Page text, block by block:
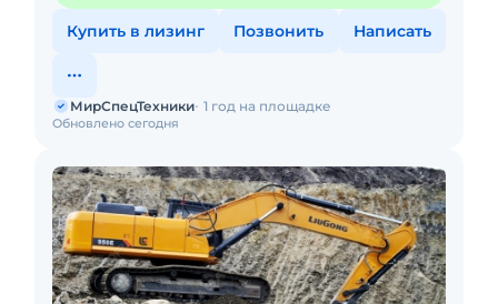
Купить в лизинг Позвонить Написать
Обновлено сегодня
МирСпецТехники 1 год на площадке